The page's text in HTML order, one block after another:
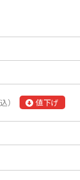
） 値下げ